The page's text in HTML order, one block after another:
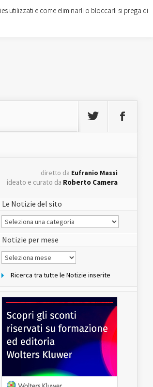
diretto da Eufranio Massi
ideato e curato da Roberto Camera
Le Notizie del sito
Le
Notizie
del
sito
Notizie per mese
Notizie
per
Ricerca tra tutte le Notizie inserite
utilizzati e come eliminarli o bloccarli si prega di